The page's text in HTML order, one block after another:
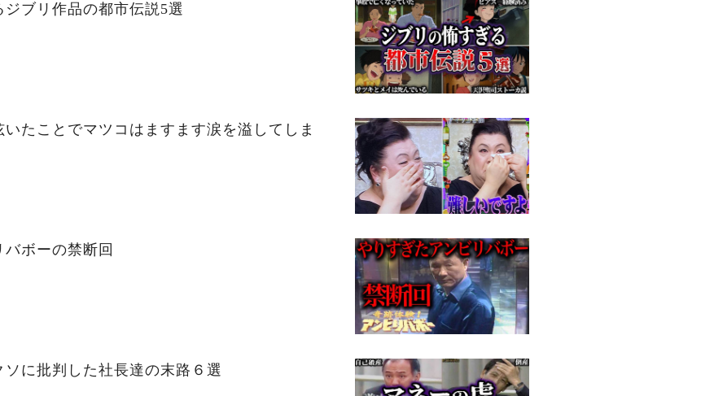
ジブリ作品の都市伝説5選
いたことでマツコはますます涙を溢してしま
ボーの禁断回
に批判した社長達の末路６選